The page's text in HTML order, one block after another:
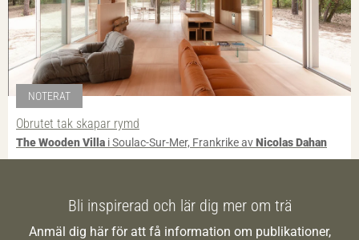
NOTERAT
Obrutet tak skapar rymd
The Wooden Villa i Soulac-Sur-Mer, Frankrike avNicolas Dahan
Bli inspirerad och lär dig mer om trä
Anmäl dig här för att få information om publikationer,